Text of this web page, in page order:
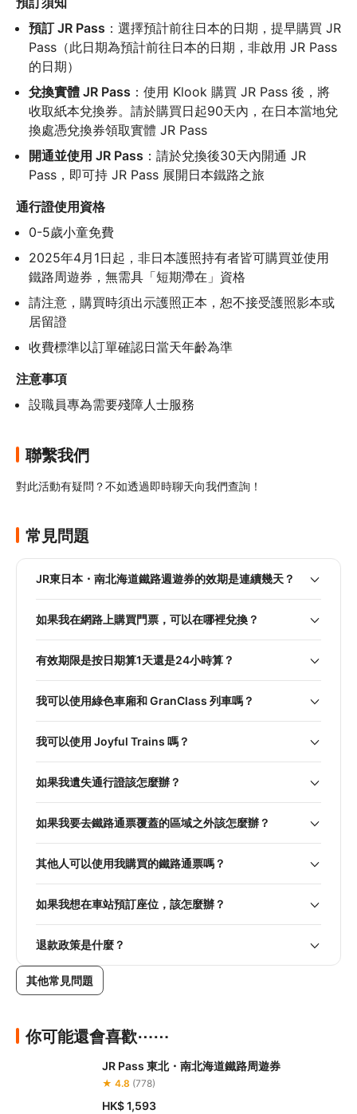
預訂 JR Pass ：選擇預計前往日本的日期，提早購買 JR
Pass（此日期為預計前往日本的日期，非啟用 JR Pass
的日期）
兌換實體 JR Pass ：使用 Klook 購買 JR Pass 後，將
收取紙本兌換券。請於購買日起90天內，在日本當地兌
換處憑兌換券領取實體 JR Pass
開通並使用 JR Pass ：請於兌換後30天內開通 JR
Pass，即可持 JR Pass 展開日本鐵路之旅
通行證使用資格
0-5歲小童免費
2025年4月1日起，非日本護照持有者皆可購買並使用
鐵路周遊券，無需具「短期滯在」資格
請注意，購買時須出示護照正本，恕不接受護照影本或
居留證
收費標準以訂單確認日當天年齡為準
注意事項
設職員專為需要殘障人士服務
聯繫我們
對此活動有疑問？不如透過即時聊天向我們查詢！
常見問題
JR東日本・南北海道鐵路週遊券的效期是連續幾天？
如果我在網路上購買門票，可以在哪裡兌換？
有效期限是按日期算1天還是24小時算？
我可以使用綠色車廂和 GranClass 列車嗎？
我可以使用 Joyful Trains 嗎？
如果我遺失通行證該怎麼辦？
如果我要去鐵路通票覆蓋的區域之外該怎麼辦？
其他人可以使用我購買的鐵路通票嗎？
如果我想在車站預訂座位，該怎麼辦？
退款政策是什麼？
其他常見問題
你可能還會喜歡⋯⋯
JR Pass 東北・南北海道鐵路周遊券
★ 4.8 (778)
HK$ 1,593